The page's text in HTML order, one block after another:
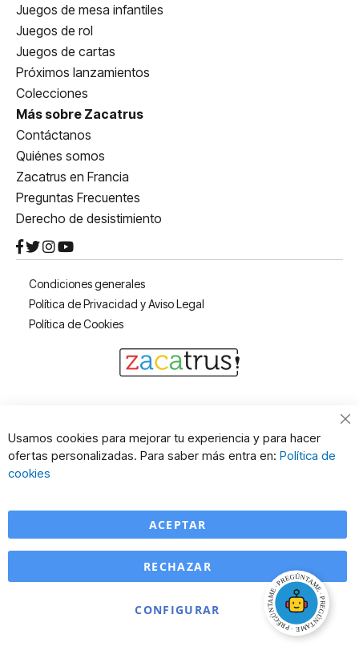
Juegos de mesa infantiles
Juegos de rol
Juegos de cartas
Próximos lanzamientos
Colecciones
Más sobre Zacatrus
Contáctanos
Quiénes somos
Zacatrus en Francia
Preguntas Frecuentes
Derecho de desistimiento
Condiciones generales
Política de Privacidad y Aviso Legal
Política de Cookies
Usamos cookies para mejorar tu experiencia y para hacer
ofertas personalizadas. Para saber más entra en: Política de
cookies
ACEPTAR
CONFIGURAR
RECHAZAR